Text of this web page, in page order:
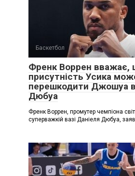
Баскетбол
Френк Воррен вважає,
присутність Усика
перешкодити Джошуа
Дюбуа
Френк Воррен, промутер чемпіона
суперважкій вазі Даніеля Дюбуа,